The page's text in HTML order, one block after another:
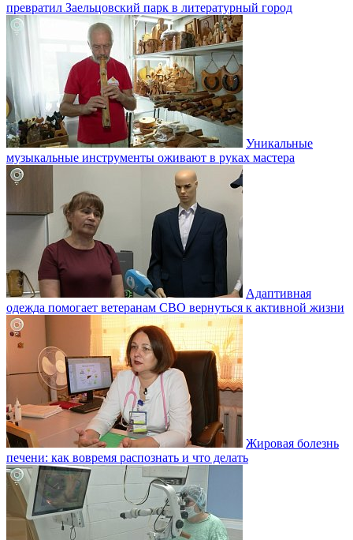
превратил Заельцовский парк в литературный город
Уникальные
музыкальные инструменты оживают в руках мастера
Адаптивная
одежда помогает ветеранам СВО вернуться к активной жизни
Жировая болезнь
печени: как вовремя распознать и что делать